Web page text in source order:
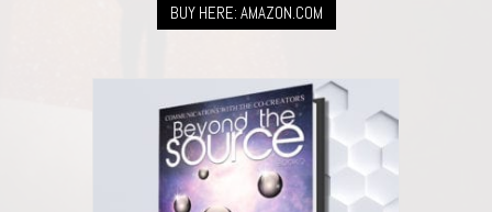
BUY HERE: AMAZON.COM